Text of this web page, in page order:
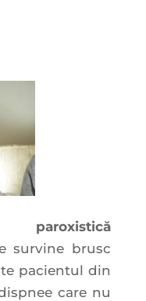
survine brusc
pacientul din
care nu